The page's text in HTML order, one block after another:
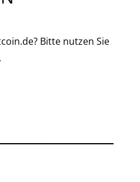
Bitte nutzen Sie
.